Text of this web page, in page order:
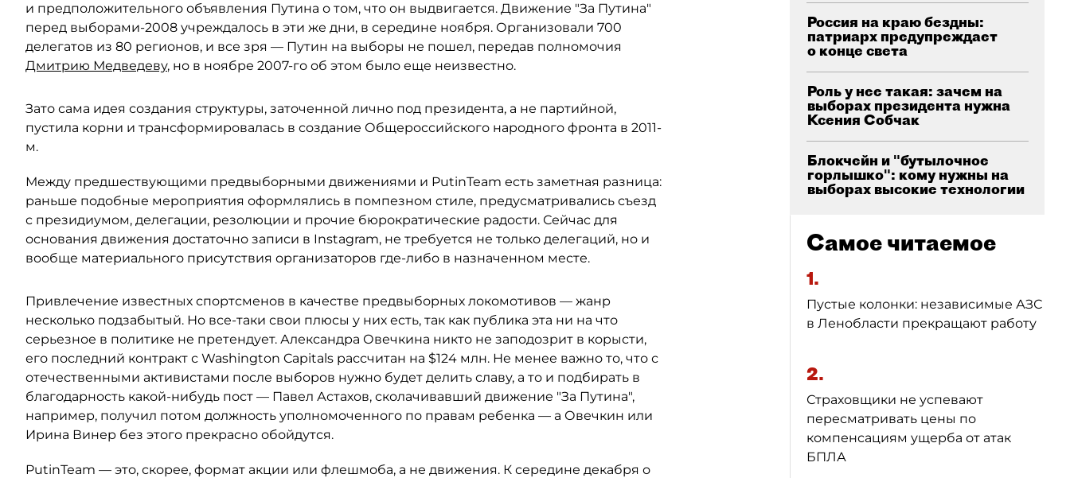
и предположительного объявления Путина о том, что он выдвигается. Движение "За Путина"
перед выборами-2008 учреждалось в эти же дни, в середине ноября. Организовали 700
делегатов из 80 регионов, и все зря — Путин на выборы не пошел, передав полномочия
Дмитрию Медведеву, но в ноябре 2007-го об этом было еще неизвестно.
Зато сама идея создания структуры, заточенной лично под президента, а не партийной,
пустила корни и трансформировалась в создание Общероссийского народного фронта в 2011-
м.
Между предшествующими предвыборными движениями и PutinTeam есть заметная разница:
раньше подобные мероприятия оформлялись в помпезном стиле, предусматривались съезд
с президиумом, делегации, резолюции и прочие бюрократические радости. Сейчас для
основания движения достаточно записи в Instagram, не требуется не только делегаций, но и
вообще материального присутствия организаторов где-либо в назначенном месте.
Привлечение известных спортсменов в качестве предвыборных локомотивов — жанр
несколько подзабытый. Но все-таки свои плюсы у них есть, так как публика эта ни на что
серьезное в политике не претендует. Александра Овечкина никто не заподозрит в корысти,
его последний контракт с Washington Capitals рассчитан на $124 млн. Не менее важно то, что с
отечественными активистами после выборов нужно будет делить славу, а то и подбирать в
благодарность какой-нибудь пост — Павел Астахов, сколачивавший движение "За Путина",
например, получил потом должность уполномоченного по правам ребенка — а Овечкин или
Ирина Винер без этого прекрасно обойдутся.
PutinTeam — это, скорее, формат акции или флешмоба, а не движения. К середине декабря о
Россия на краю бездны:
патриарх предупреждает
о конце света
Роль у нее такая: зачем на
выборах президента нужна
Ксения Собчак
Блокчейн и "бутылочное
горлышко": кому нужны на
выборах высокие технологии
Самое читаемое
1.
Пустые колонки: независимые АЗС
в Ленобласти прекращают работу
2.
Страховщики не успевают
пересматривать цены по
компенсациям ущерба от атак
БПЛА